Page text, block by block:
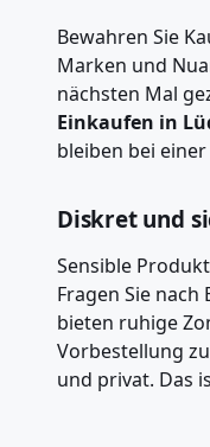
Bewahren Sie
Marken und
nächsten Mal
Einkaufen in
bleiben bei
Diskret und
Sensible
Fragen Sie
bieten ruhige
Vorbestellung
und privat. Das